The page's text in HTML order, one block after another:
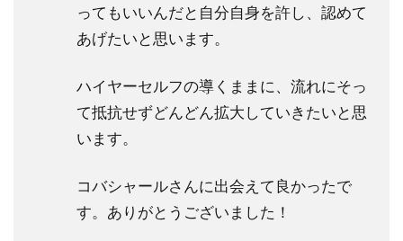
ってもいいんだと自分自身を許し、認めて
あげたいと思います。
ハイヤーセルフの導くままに、流れにそっ
て抵抗せずどんどん拡大していきたいと思
います。
コバシャールさんに出会えて良かったで
す。ありがとうございました！